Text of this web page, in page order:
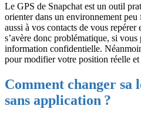
Le GPS de Snapchat est un outil
orienter dans un environnement
aussi à vos contacts de vous
s’avère donc problématique, si vous
information confidentielle.
pour modifier votre position réelle
Comment changer sa
sans application ?